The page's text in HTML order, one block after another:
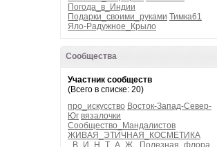
Погода_в_Индии
Подарки_своими_руками Тимка61
Яло-Радужное_Крыло
Сообщества
Участник сообществ
(Всего в списке: 20)
про_искусство Восток-Запад-Север-
Юг вязалочки
Сообщество_Мандалистов
ЖИВАЯ_ЭТИЧНАЯ_КОСМЕТИКА
_В_И_Н_Т_А_Ж_
Полезная_флора